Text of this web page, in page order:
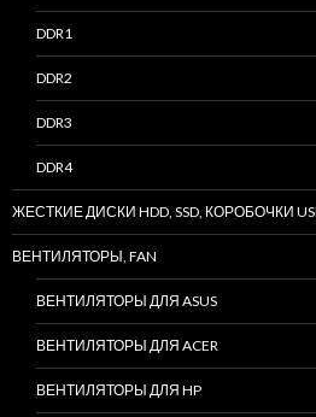
DDR1
DDR2
DDR3
DDR4
ЖЕСТКИЕ ДИСКИ HDD, SSD, КОРОБОЧКИ
ВЕНТИЛЯТОРЫ, FAN
ВЕНТИЛЯТОРЫ ДЛЯ ASUS
ВЕНТИЛЯТОРЫ ДЛЯ ACER
ВЕНТИЛЯТОРЫ ДЛЯ HP